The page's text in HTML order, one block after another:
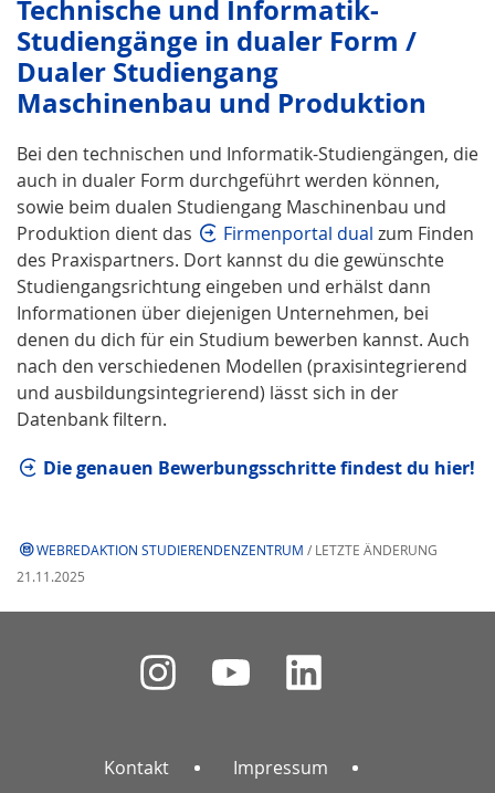
Technische und Informatik-
Studiengänge in dualer Form /
Dualer Studiengang
Maschinenbau und Produktion
Bei den technischen und Informatik-Studiengängen, die
auch in dualer Form durchgeführt werden können,
sowie beim dualen Studiengang Maschinenbau und
Produktion dient das
Firmenportal dual zum Finden
des Praxispartners. Dort kannst du die gewünschte
Studiengangsrichtung eingeben und erhälst dann
Informationen über diejenigen Unternehmen, bei
denen du dich für ein Studium bewerben kannst. Auch
nach den verschiedenen Modellen (praxisintegrierend
und ausbildungsintegrierend) lässt sich in der
Datenbank filtern.
Die genauen Bewerbungsschritte findest du hier!
WEBREDAKTION STUDIERENDENZENTRUM / LETZTE ÄNDERUNG
21.11.2025
Kontakt Impressum